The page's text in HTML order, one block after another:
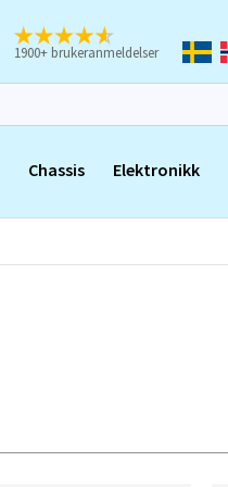
1900+ brukeranmeldelser
Chassis Elektronikk